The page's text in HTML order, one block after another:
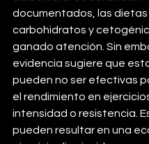
documentados, las dietas
carbohidratos y
ganado atención. Sin
evidencia sugiere que
pueden no ser efectivas
el rendimiento en
intensidad o resistencia.
pueden resultar en una